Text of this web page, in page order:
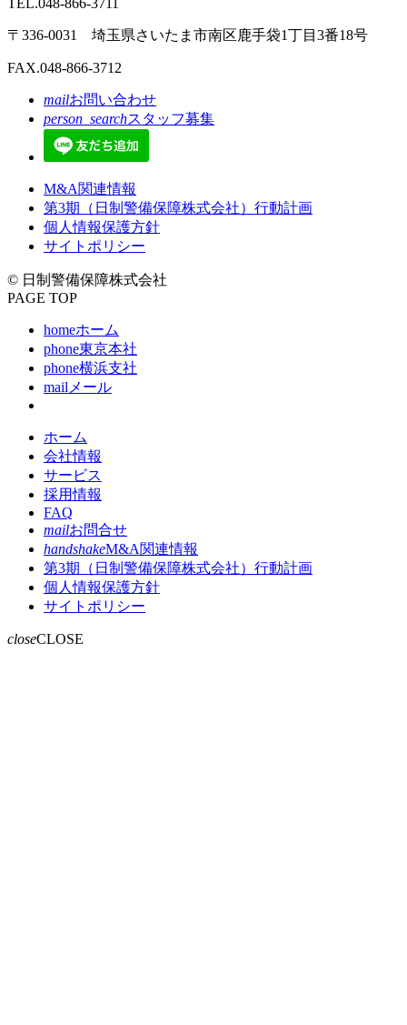
TEL.048-866-3711
〒336-0031 埼玉県さいたま市南区鹿手袋1丁目3番18号
FAX.048-866-3712
mailお問い合わせ
person_searchスタッフ募集
M&A関連情報
第3期（日制警備保障株式会社）行動計画
個人情報保護方針
サイトポリシー
© 日制警備保障株式会社
PAGE TOP
homeホーム
phone東京本社
phone横浜支社
mail メール
ホーム
会社情報
サービス
採用情報
FAQ
mailお問合せ
handshakeM&A関連情報
第3期（日制警備保障株式会社）行動計画
個人情報保護方針
サイトポリシー
closeCLOSE